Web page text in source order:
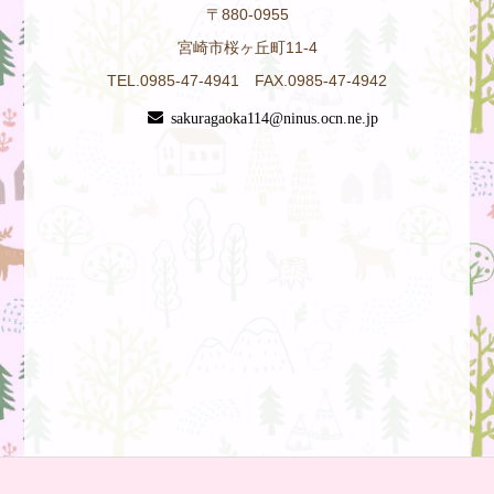
〒880-0955
宮崎市桜ヶ丘町11-4
TEL.0985-47-4941 FAX.0985-47-4942
sakuragaoka114@ninus.ocn.ne.jp